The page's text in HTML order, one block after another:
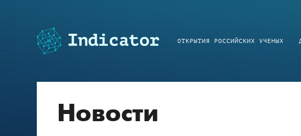
ОТКРЫТИЯ РОССИЙСКИХ УЧЕНЫХ
Новости